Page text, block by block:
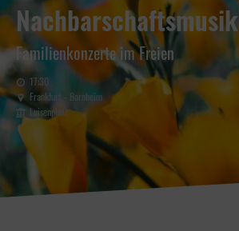
Nachbarschaftsmusik
Familienkonzerte im Freien
17:30
Frankfurt - Bornheim
Luisenplatz